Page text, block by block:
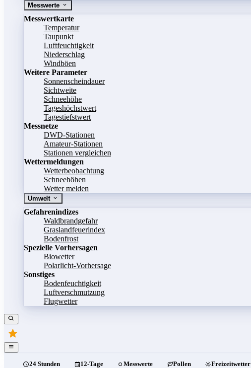
Messwerte
Messwertkarte
Temperatur
Taupunkt
Luftfeuchtigkeit
Niederschlag
Windböen
Weitere Parameter
Sonnenscheindauer
Sichtweite
Schneehöhe
Tageshöchstwert
Tagestiefstwert
Messnetze
DWD-Stationen
Amateur-Stationen
Stationen vergleichen
Wettermeldungen
Wetterbeobachtung
Schneehöhen
Wetter melden
Umwelt
Gefahrenindizes
Waldbrandgefahr
Graslandfeuerindex
Bodenfrost
Spezielle Vorhersagen
Biowetter
Polarlicht-Vorhersage
Sonstiges
Bodenfeuchtigkeit
Luftverschmutzung
Flugwetter
24 Stunden 12-Tage Messwerte Pollen Freizeitwetter